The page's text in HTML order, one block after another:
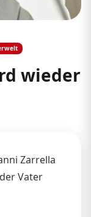
wieder
Zarrella
Vater